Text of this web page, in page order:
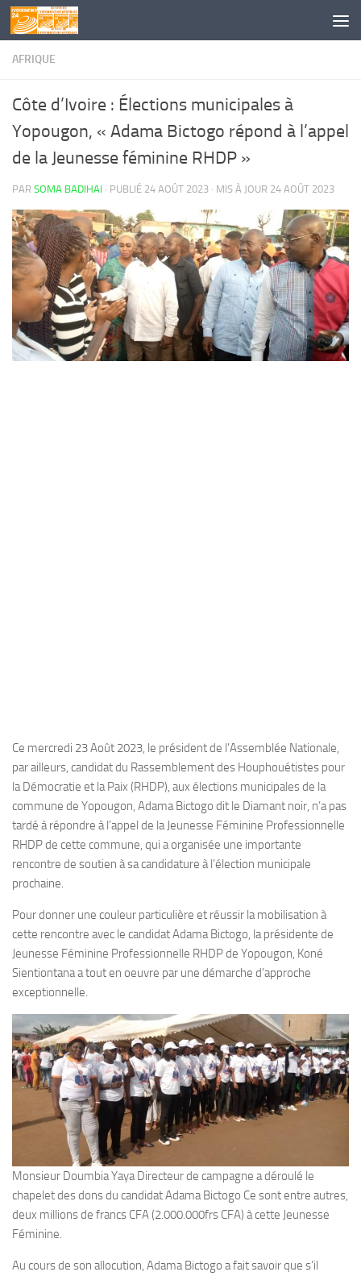
Skip to content
AFRIQUE
Côte d’Ivoire : Élections municipales à
Yopougon, « Adama Bictogo répond à l’appel
de la Jeunesse féminine RHDP »
PAR SOMA BADIHAI · PUBLIÉ 24 AOÛT 2023 · MIS À JOUR 24 AOÛT 2023
Ce mercredi 23 Août 2023, le président de l’Assemblée Nationale,
par ailleurs, candidat du Rassemblement des Houphouétistes pour
la Démocratie et la Paix (RHDP), aux élections municipales de la
commune de Yopougon, Adama Bictogo dit le Diamant noir, n’a pas
tardé à répondre à l’appel de la Jeunesse Féminine Professionnelle
RHDP de cette commune, qui a organisée une importante
rencontre de soutien à sa candidature à l’élection municipale
prochaine.
Pour donner une couleur particulière et réussir la mobilisation à
cette rencontre avec le candidat Adama Bictogo, la présidente de
Jeunesse Féminine Professionnelle RHDP de Yopougon, Koné
Sientiontana a tout en oeuvre par une démarche d’approche
exceptionnelle.
Monsieur Doumbia Yaya Directeur de campagne a déroulé le
chapelet des dons du candidat Adama Bictogo Ce sont entre autres,
deux millions de francs CFA (2.000.000frs CFA) à cette Jeunesse
Féminine.
Au cours de son allocution, Adama Bictogo a fait savoir que s’il